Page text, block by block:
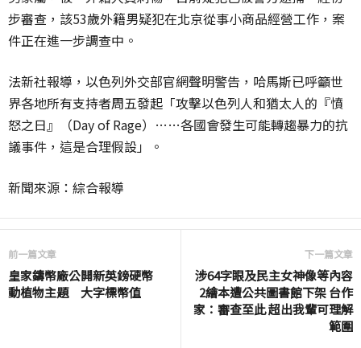
步審查，該53歲外籍男疑犯在北京從事小商品經營工作，案
件正在進一步調查中。
法新社報導，以色列外交部官網聲明警告，哈馬斯已呼籲世
界各地所有支持者周五發起「攻擊以色列人和猶太人的『憤
怒之日』（Day of Rage）……各國會發生可能轉趨暴力的抗
議事件，這是合理假設」。
新聞來源：綜合報導
前一篇文章
皇家鑄幣廠公開新英鎊硬幣
動植物主題 大字標幣值
下一篇文章
涉64字眼及民主女神像等內容
2繪本遭公共圖書館下架 台作
家：審查至此 超出我輩可理解
範圍